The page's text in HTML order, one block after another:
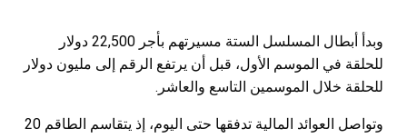
وبدأ أبطال المسلسل الستة مسيرتهم بأجر 22,500 دولار
للحلقة في الموسم الأول، قبل أن يرتفع الرقم إلى مليون دولار
للحلقة خلال الموسمين التاسع والعاشر.
وتواصل العوائد المالية تدفقها حتى اليوم، إذ يتقاسم الطاقم 20